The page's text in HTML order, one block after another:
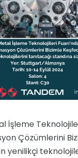
İşleme
Çözümlerini
yenilikçi